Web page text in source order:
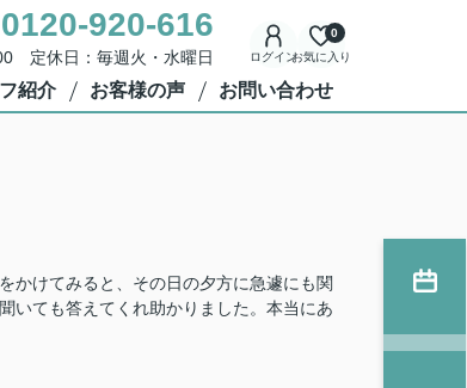
0120-920-616
定休日：毎週火・水曜日 ログインお気に入り
0
紹介 お客様の声 お問い合わせ
かけてみると、その日の夕方に急遽にも関
いても答えてくれ助かりました。本当にあ